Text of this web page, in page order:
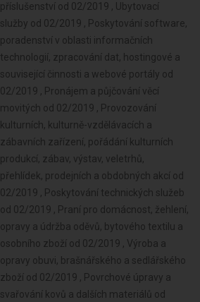
příslušenství od 02/2019 , Ubytovací
služby od 02/2019 , Poskytování software,
poradenství v oblasti informačních
technologií, zpracování dat, hostingové a
související činnosti a webové portály od
02/2019 , Pronájem a půjčování věcí
movitých od 02/2019 , Provozování
kulturních, kulturně-vzdělávacích a
zábavních zařízení, pořádání kulturních
produkcí, zábav, výstav, veletrhů,
přehlídek, prodejních a obdobných akcí od
02/2019 , Poskytování technických služeb
od 02/2019 , Praní pro domácnost, žehlení,
opravy a údržba oděvů, bytového textilu a
osobního zboží od 02/2019 , Výroba a
opravy obuvi, brašnářského a sedlářského
zboží od 02/2019 , Povrchové úpravy a
svařování kovů a dalších materiálů od